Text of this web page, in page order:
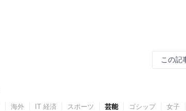
この記
海外 IT 経済 スポーツ 芸能 ゴシップ 女子